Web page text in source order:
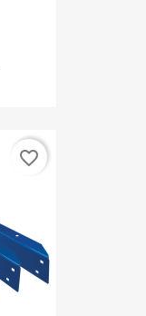
favorite_border